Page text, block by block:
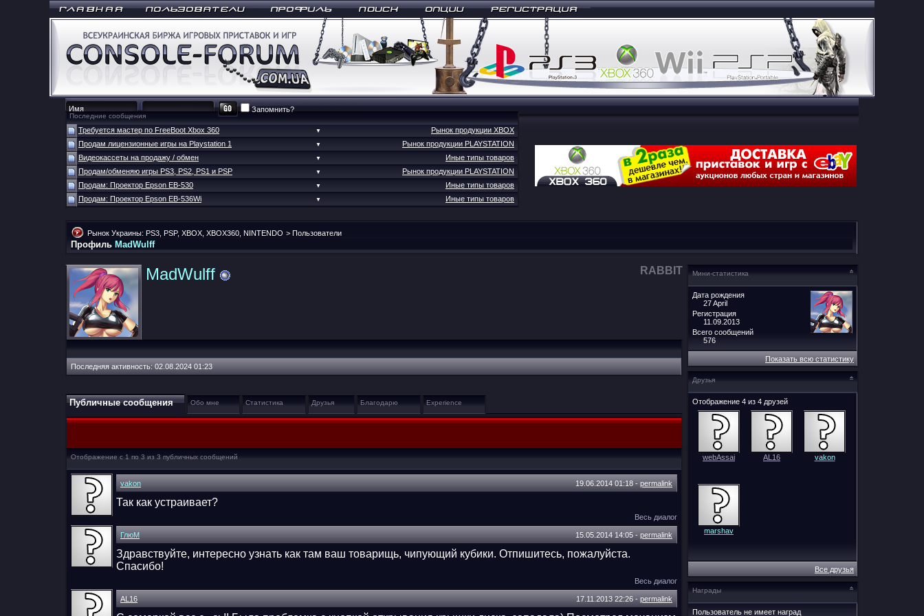
Запомнить?
Последние сообщения
Требуется мастер по FreeBoot Xbox 360 ▼
Рынок продукции XBOX
Продам лицензионные игры на Playstation 1
▼
Рынок продукции PLAYSTATION
Видеокассеты на продажу / обмен
▼
Иные типы товаров
Продам/обменяю игры PS3, PS2, PS1 и PSP
▼
Рынок продукции PLAYSTATION
Продам: Проектор Epson EB-530
▼
Иные типы товаров
Продам: Проектор Epson EB-536Wi
▼ Иные типы товаров
Рынок Украины: PS3, PSP, XBOX, XBOX360, NINTENDO > Пользователи
Профиль MadWulff
RABBIT
MadWulff
Последняя активность: 02.08.2024 01:23
Публичные сообщения Обо мне Статистика Друзья Благодарю Experience
Отображение с 1 по 3 из 3 публичных сообщений
19.06.2014 01:18 - permalink
vakon
Так как устраивает?
Весь диалог
15.05.2014 14:05 - permalink
ГлюМ
Здравствуйте, интересно узнать как там ваш товарищь, чипующий кубики. Отпишитесь, пожалуйста.
Спасибо!
Весь диалог
17.11.2013 22:26 - permalink
АL16
Мини-статистика
Дата рождения
27 April
Регистрация
11.09.2013
Всего сообщений
576
Показать всю статистику
Друзья
Отображение 4 из 4 друзей
webAssai АL16 vakon
marshav
Все друзья
Награды
Пользователь не имеет наград